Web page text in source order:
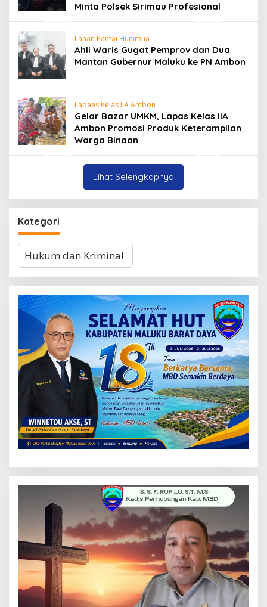
Minta Polsek Sirimau Profesional
Lahan Pantai Hunimua
Ahli Waris Gugat Pemprov dan Dua
Mantan Gubernur Maluku ke PN Ambon
Lapaas Kelas IIA Ambon
Gelar Bazar UMKM, Lapas Kelas IIA
Ambon Promosi Produk Keterampilan
Warga Binaan
Lihat Selengkapnya
Kategori
Kategori